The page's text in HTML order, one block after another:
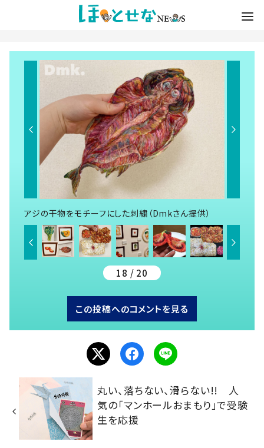
アジの干物をモチーフにした刺繍（Dmkさん提供）
18 / 20
この投稿へのコメントを見る
丸い、落ちない、滑らない!! 人
気の「マンホールおまもり」で受験
生を応援